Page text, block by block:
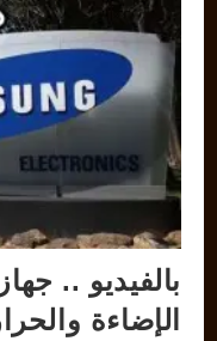
بالفيديو ..
الإضاءة